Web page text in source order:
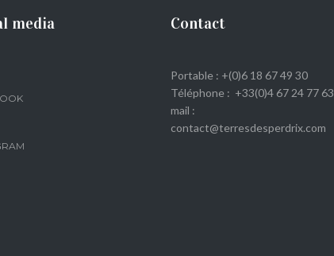
media Contact
Portable : +(0)6 18 67 49 30
Téléphone : +33(0)4 67 24 77 63
mail :
contact@terresdesperdrix.com